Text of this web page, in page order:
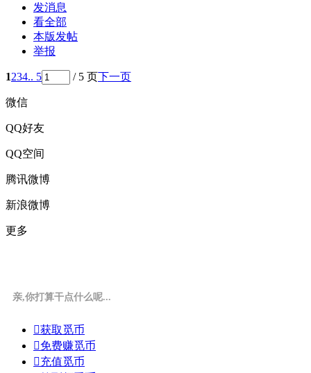
发消息
看全部
本版发帖
举报
1234.. 5 / 5 页下一页
微信
QQ好友
QQ空间
腾讯微博
新浪微博
更多
亲,你打算干点什么呢...
获取觅币
免费赚觅币
充值觅币